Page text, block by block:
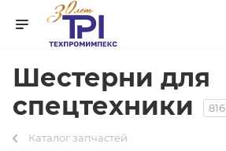
Шестерни для
спецтехники
816
Каталог запчастей